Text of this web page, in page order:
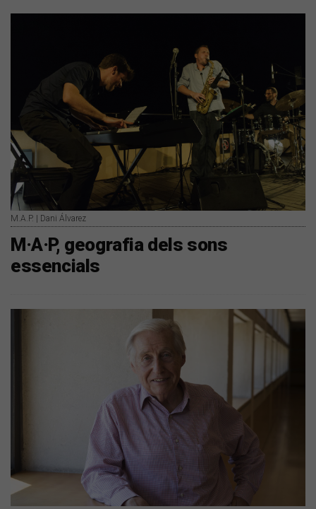
M.A.P. | Dani Álvarez
M·A·P, geografia dels sons
essencials